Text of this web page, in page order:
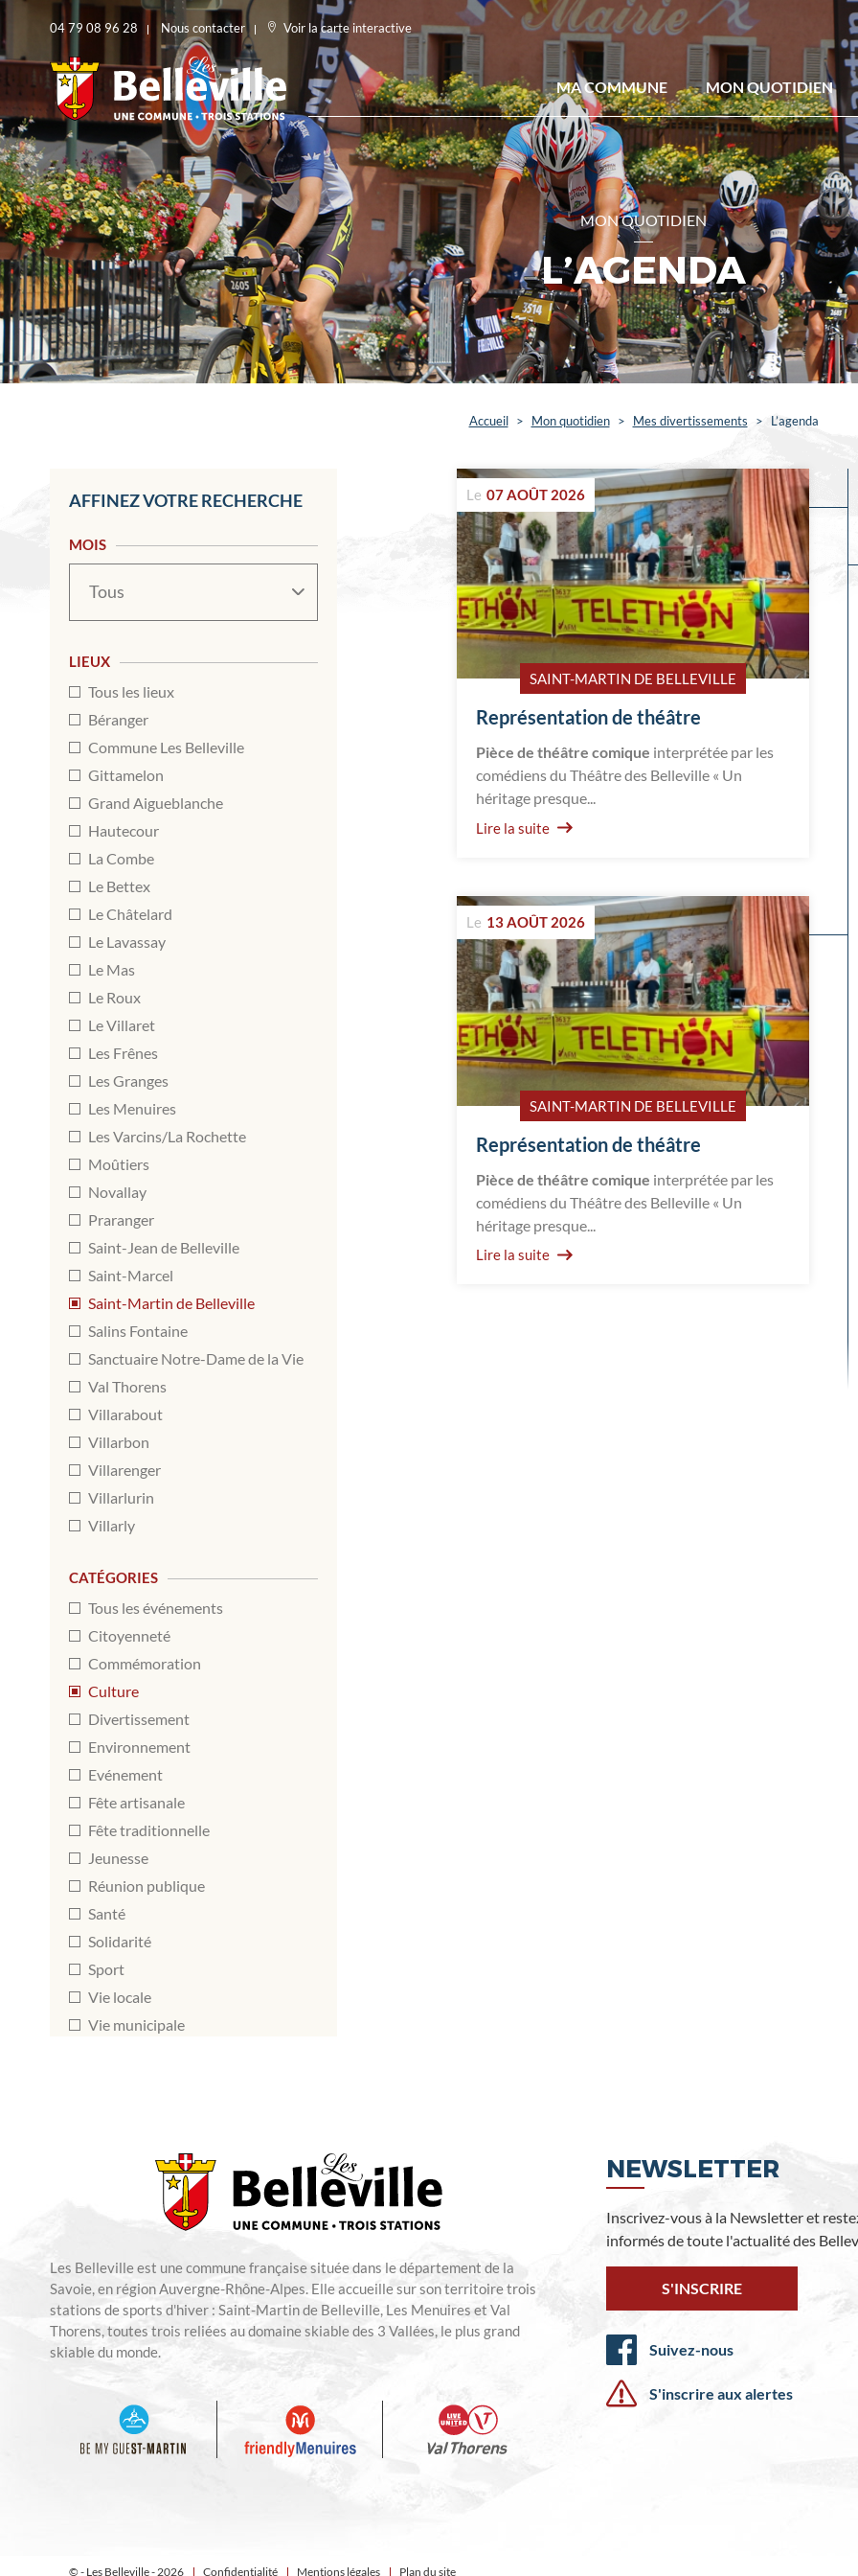
04 79 08 96 28 Nous contacter Voir la carte interactive
MA COMMUNE MON QUOTIDIEN
MON QUOTIDIEN
L’AGENDA
Accueil > Mon quotidien > Mes divertissements > L’agenda
Evénements
à
venir
SAINT-MARTIN DE BELLEVILLE
Le 07 AOÛT 2026
Représentation de théâtre
Pièce de théâtre comique interprétée par les
comédiens du Théâtre des Belleville « Un
héritage presque...
Lire la suite
SAINT-MARTIN DE BELLEVILLE
Le 13 AOÛT 2026
Représentation de théâtre
Pièce de théâtre comique interprétée par les
comédiens du Théâtre des Belleville « Un
héritage presque...
Lire la suite
AFFINEZ VOTRE RECHERCHE
MOIS
LIEUX
Tous les lieux
Béranger
Commune Les Belleville
Gittamelon
Grand Aigueblanche
Hautecour
La Combe
Le Bettex
Le Châtelard
Le Lavassay
Le Mas
Le Roux
Le Villaret
Les Frênes
Les Granges
Les Menuires
Les Varcins/La Rochette
Moûtiers
Novallay
Praranger
Saint-Jean de Belleville
Saint-Marcel
Saint-Martin de Belleville
Salins Fontaine
Sanctuaire Notre-Dame de la Vie
Val Thorens
Villarabout
Villarbon
Villarenger
Villarlurin
Villarly
CATÉGORIES
Tous les événements
Citoyenneté
Commémoration
Culture
Divertissement
Environnement
Evénement
Fête artisanale
Fête traditionnelle
Jeunesse
Réunion publique
Santé
Solidarité
Sport
Vie locale
Vie municipale
Les Belleville est une commune française située dans le département de la
Savoie, en région Auvergne-Rhône-Alpes. Elle accueille sur son territoire trois
stations de sports d'hiver : Saint-Martin de Belleville, Les Menuires et Val
Thorens, toutes trois reliées au domaine skiable des 3 Vallées, le plus grand
skiable du monde.
NEWSLETTER
Inscrivez-vous à la Newsletter et
informés de toute l'actualité des
S'INSCRIRE
Suivez-nous
S'inscrire aux alertes
© - Les Belleville - 2026 Confidentialité Mentions légales Plan du site